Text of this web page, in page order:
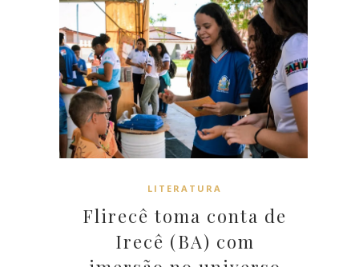
LITERATURA
Flirecê toma conta de
Irecê (BA) com